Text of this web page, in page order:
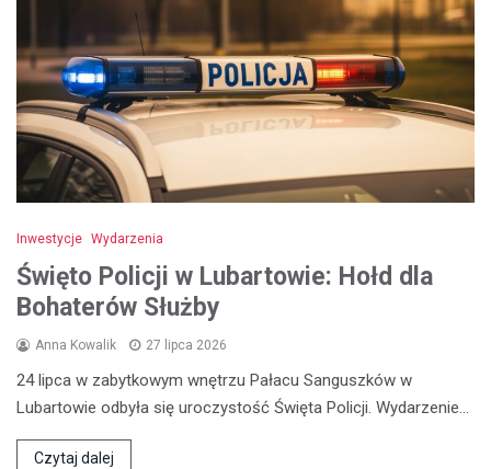
Inwestycje Wydarzenia
Święto Policji w Lubartowie: Hołd dla
Bohaterów Służby
Anna Kowalik 27 lipca 2026
24 lipca w zabytkowym wnętrzu Pałacu Sanguszków w
Lubartowie odbyła się uroczystość Święta Policji. Wydarzenie…
Czytaj dalej